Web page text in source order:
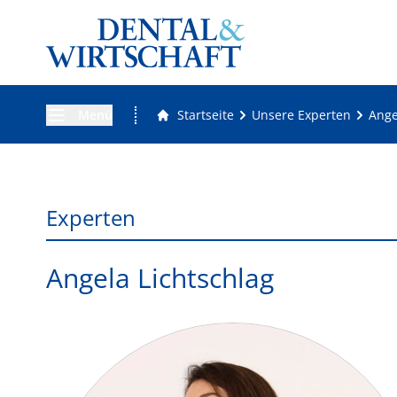
Startseite Unsere Experten
Experten
Angela Lichtschlag